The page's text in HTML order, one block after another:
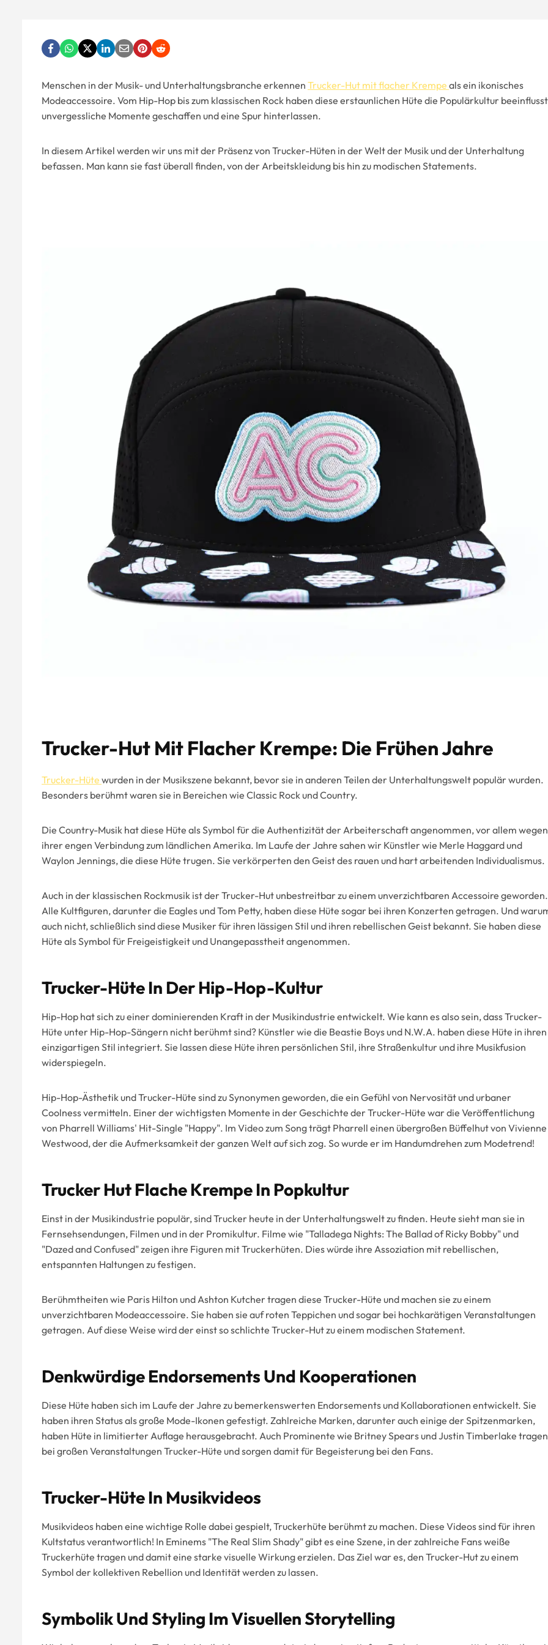
Menschen in der Musik- und Unterhaltungsbranche erkennen Trucker-Hut mit flacher Krempe als ein ikonisches
Modeaccessoire. Vom Hip-Hop bis zum klassischen Rock haben diese erstaunlichen Hüte die Populärkultur
unvergessliche Momente geschaffen und eine Spur hinterlassen.
In diesem Artikel werden wir uns mit der Präsenz von Trucker-Hüten in der Welt der Musik und der Unterhaltung
befassen. Man kann sie fast überall finden, von der Arbeitskleidung bis hin zu modischen Statements.
Trucker-Hut Mit Flacher Krempe: Die Frühen Jahre
Trucker-Hüte wurden in der Musikszene bekannt, bevor sie in anderen Teilen der Unterhaltungswelt populär wurden.
Besonders berühmt waren sie in Bereichen wie Classic Rock und Country.
Die Country-Musik hat diese Hüte als Symbol für die Authentizität der Arbeiterschaft angenommen, vor allem wegen
ihrer engen Verbindung zum ländlichen Amerika. Im Laufe der Jahre sahen wir Künstler wie Merle Haggard und
Waylon Jennings, die diese Hüte trugen. Sie verkörperten den Geist des rauen und hart arbeitenden Individualismus.
Auch in der klassischen Rockmusik ist der Trucker-Hut unbestreitbar zu einem unverzichtbaren Accessoire geworden.
Alle Kultfiguren, darunter die Eagles und Tom Petty, haben diese Hüte sogar bei ihren Konzerten getragen. Und
auch nicht, schließlich sind diese Musiker für ihren lässigen Stil und ihren rebellischen Geist bekannt. Sie haben diese
Hüte als Symbol für Freigeistigkeit und Unangepasstheit angenommen.
Trucker-Hüte In Der Hip-Hop-Kultur
Hip-Hop hat sich zu einer dominierenden Kraft in der Musikindustrie entwickelt. Wie kann es also sein, dass Trucker-
Hüte unter Hip-Hop-Sängern nicht berühmt sind? Künstler wie die Beastie Boys und N.W.A. haben diese Hüte in ihren
einzigartigen Stil integriert. Sie lassen diese Hüte ihren persönlichen Stil, ihre Straßenkultur und ihre Musikfusion
widerspiegeln.
Hip-Hop-Ästhetik und Trucker-Hüte sind zu Synonymen geworden, die ein Gefühl von Nervosität und urbaner
Coolness vermitteln. Einer der wichtigsten Momente in der Geschichte der Trucker-Hüte war die Veröffentlichung
von Pharrell Williams' Hit-Single "Happy". Im Video zum Song trägt Pharrell einen übergroßen Büffelhut von Vivienne
Westwood, der die Aufmerksamkeit der ganzen Welt auf sich zog. So wurde er im Handumdrehen zum Modetrend!
Trucker Hut Flache Krempe In Popkultur
Einst in der Musikindustrie populär, sind Trucker heute in der Unterhaltungswelt zu finden. Heute sieht man sie in
Fernsehsendungen, Filmen und in der Promikultur. Filme wie "Talladega Nights: The Ballad of Ricky Bobby" und
"Dazed and Confused" zeigen ihre Figuren mit Truckerhüten. Dies würde ihre Assoziation mit rebellischen,
entspannten Haltungen zu festigen.
Berühmtheiten wie Paris Hilton und Ashton Kutcher tragen diese Trucker-Hüte und machen sie zu einem
unverzichtbaren Modeaccessoire. Sie haben sie auf roten Teppichen und sogar bei hochkarätigen Veranstaltungen
getragen. Auf diese Weise wird der einst so schlichte Trucker-Hut zu einem modischen Statement.
Denkwürdige Endorsements Und Kooperationen
Diese Hüte haben sich im Laufe der Jahre zu bemerkenswerten Endorsements und Kollaborationen entwickelt. Sie
haben ihren Status als große Mode-Ikonen gefestigt. Zahlreiche Marken, darunter auch einige der Spitzenmarken,
haben Hüte in limitierter Auflage herausgebracht. Auch Prominente wie Britney Spears und Justin Timberlake tragen
bei großen Veranstaltungen Trucker-Hüte und sorgen damit für Begeisterung bei den Fans.
Trucker-Hüte In Musikvideos
Musikvideos haben eine wichtige Rolle dabei gespielt, Truckerhüte berühmt zu machen. Diese Videos sind für ihren
Kultstatus verantwortlich! In Eminems "The Real Slim Shady" gibt es eine Szene, in der zahlreiche Fans weiße
Truckerhüte tragen und damit eine starke visuelle Wirkung erzielen. Das Ziel war es, den Trucker-Hut zu einem
Symbol der kollektiven Rebellion und Identität werden zu lassen.
Symbolik Und Styling Im Visuellen Storytelling